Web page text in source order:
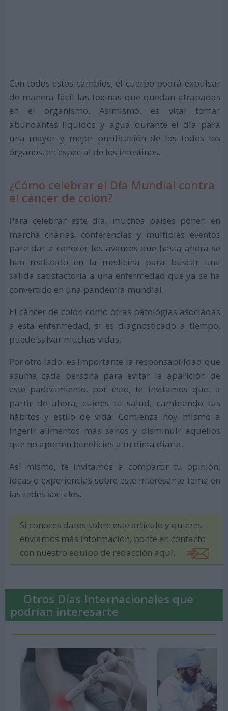
Con todos estos cambios, el cuerpo podrá expulsar
de manera fácil las toxinas que quedan atrapadas
en el organismo. Asimismo, es vital tomar
abundantes líquidos y agua durante el día para
una mayor y mejor purificación de los todos los
órganos, en especial de los intestinos.
¿Cómo celebrar el Día Mundial contra
el cáncer de colon?
Para celebrar este día, muchos países ponen en
marcha charlas, conferencias y múltiples eventos
para dar a conocer los avances que hasta ahora se
han realizado en la medicina para buscar una
salida satisfactoria a una enfermedad que ya se ha
convertido en una pandemia mundial.
El cáncer de colon como otras patologías asociadas
a esta enfermedad, si es diagnosticado a tiempo,
puede salvar muchas vidas.
Por otro lado, es importante la responsabilidad que
asuma cada persona para evitar la aparición de
este padecimiento, por esto, te invitamos que, a
partir de ahora, cuides tu salud, cambiando tus
hábitos y estilo de vida. Comienza hoy mismo a
ingerir alimentos más sanos y disminuir aquellos
que no aporten beneficios a tu dieta diaria.
Así mismo, te invitamos a compartir tu opinión,
ideas o experiencias sobre este interesante tema en
las redes sociales.
Si conoces datos sobre este artículo y quieres
enviarnos más información, ponte en contacto
con nuestro equipo de redacción aquí.
Otros Días Internacionales que
podrían interesarte